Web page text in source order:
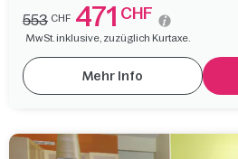
553 CHF 471 CHF
MwSt. inklusive, zuzüglich Kurtaxe.
Mehr Info